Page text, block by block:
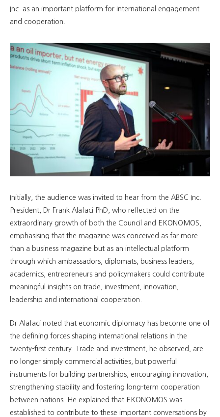
Inc. as an important platform for international engagement
and cooperation.
Initially, the audience was invited to hear from the ABSC Inc.
President, Dr Frank Alafaci PhD, who reflected on the
extraordinary growth of both the Council and EKONOMOS,
emphasising that the magazine was conceived as far more
than a business magazine but as an intellectual platform
through which ambassadors, diplomats, business leaders,
academics, entrepreneurs and policymakers could contribute
meaningful insights on trade, investment, innovation,
leadership and international cooperation.
Dr Alafaci noted that economic diplomacy has become one of
the defining forces shaping international relations in the
twenty-first century. Trade and investment, he observed, are
no longer simply commercial activities, but powerful
instruments for building partnerships, encouraging innovation,
strengthening stability and fostering long-term cooperation
between nations. He explained that EKONOMOS was
established to contribute to these important conversations by